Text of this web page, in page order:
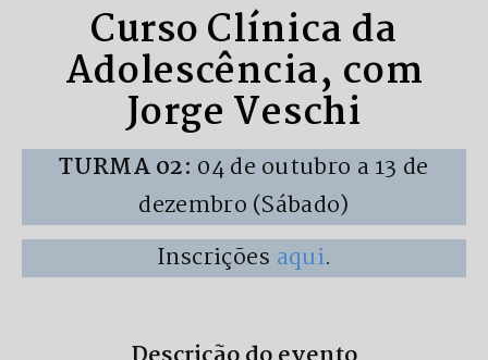
Curso Clínica da
Adolescência, com
Jorge Veschi
TURMA 02: 04 de outubro a 13 de
dezembro (Sábado)
Inscrições aqui.